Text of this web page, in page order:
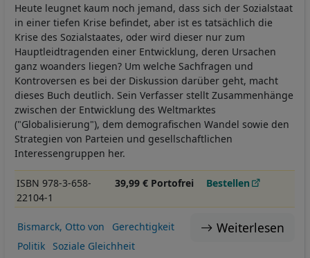
Heute leugnet kaum noch jemand, dass sich der Sozialstaat
in einer tiefen Krise befindet, aber ist es tatsächlich die
Krise des Sozialstaates, oder wird dieser nur zum
Hauptleidtragenden einer Entwicklung, deren Ursachen
ganz woanders liegen? Um welche Sachfragen und
Kontroversen es bei der Diskussion darüber geht, macht
dieses Buch deutlich. Sein Verfasser stellt Zusammenhänge
zwischen der Entwicklung des Weltmarktes
("Globalisierung"), dem demografischen Wandel sowie den
Strategien von Parteien und gesellschaftlichen
Interessengruppen her.
ISBN 978-3-658-
22104-1
39,99 € Portofrei Bestellen
Weiterlesen
Bismarck, Otto von
Gerechtigkeit
Politik
Soziale Gleichheit